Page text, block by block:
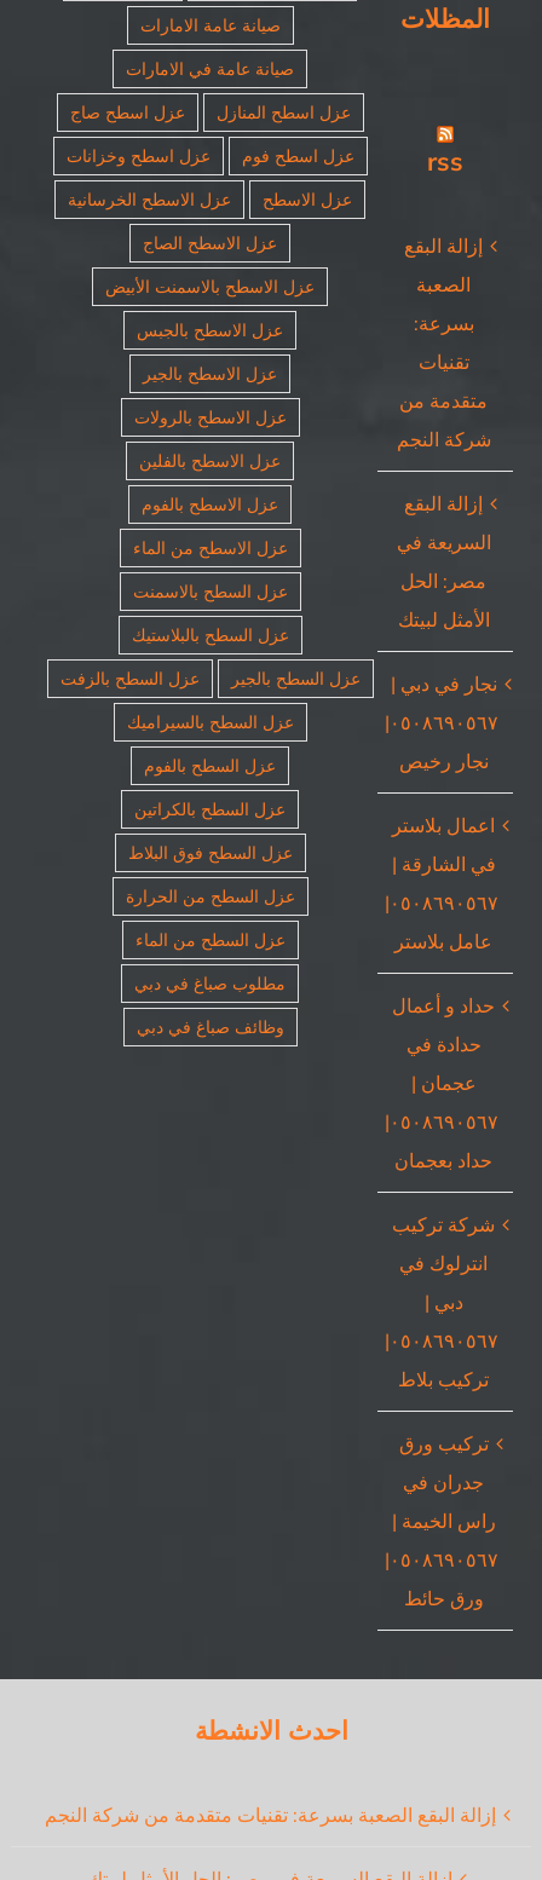
المظلات
rss
إزالة البقع
الصعبة
بسرعة:
تقنيات
متقدمة من
شركة النجم
إزالة البقع
السريعة في
مصر: الحل
الأمثل لبيتك
نجار في دبي |
٠٥٠٨٦٩٠٥٦٧|
نجار رخيص
اعمال بلاستر
في الشارقة |
٠٥٠٨٦٩٠٥٦٧|
عامل بلاستر
حداد و أعمال
حدادة في
عجمان |
٠٥٠٨٦٩٠٥٦٧|
حداد بعجمان
شركة تركيب
انترلوك في
دبي |
٠٥٠٨٦٩٠٥٦٧|
تركيب بلاط
تركيب ورق
جدران في
راس الخيمة |
٠٥٠٨٦٩٠٥٦٧|
ورق حائط
صيانة عامة الامارات
صيانة عامة في الامارات
عزل اسطح المنازل
عزل اسطح صاج
عزل اسطح فوم
عزل اسطح وخزانات
عزل الاسطح
عزل الاسطح الخرسانية
عزل الاسطح الصاج
عزل الاسطح بالاسمنت الأبيض
عزل الاسطح بالجبس
عزل الاسطح بالجير
عزل الاسطح بالرولات
عزل الاسطح بالفلين
عزل الاسطح بالفوم
عزل الاسطح من الماء
عزل السطح بالاسمنت
عزل السطح بالبلاستيك
عزل السطح بالجير
عزل السطح بالزفت
عزل السطح بالسيراميك
عزل السطح بالفوم
عزل السطح بالكراتين
عزل السطح فوق البلاط
عزل السطح من الحرارة
عزل السطح من الماء
مطلوب صباغ في دبي
وظائف صباغ في دبي
احدث الانشطة
إزالة البقع الصعبة بسرعة: تقنيات متقدمة من شركة النجم